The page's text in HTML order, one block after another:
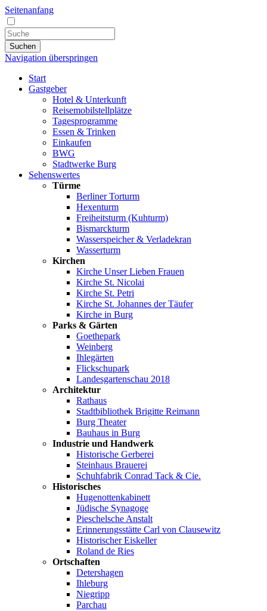
Seitenanfang
Suchen
Navigation überspringen
Start
Gastgeber
Hotel & Unterkunft
Reisemobilstellplätze
Tagesprogramme
Essen & Trinken
Einkaufen
BWG
Stadtwerke Burg
Sehenswertes
Türme
Berliner Torturm
Hexenturm
Freiheitsturm (Kuhturm)
Bismarckturm
Wasserspeicher & Verladekran
Wasserturm
Kirchen
Kirche Unser Lieben Frauen
Kirche St. Nicolai
Kirche St. Petri
Kirche St. Johannes der Täufer
Kirche in Burg
Parks & Gärten
Goethepark
Weinberg
Ihlegärten
Flickschupark
Landesgartenschau 2018
Architektur
Rathaus
Stadtbibliothek Brigitte Reimann
Burg Theater
Bauhaus in Burg
Industrie und Handwerk
Historische Gerberei
Steinhaus Brauerei
Schuhfabrik Conrad Tack & Cie.
Historisches
Hugenottenkabinett
Jüdische Synagoge
Pieschelsche Anstalt
Erinnerungsstätte Carl von Clausewitz
Historischer Eiskeller
Roland de Ries
Ortschaften
Detershagen
Ihleburg
Niegripp
Parchau